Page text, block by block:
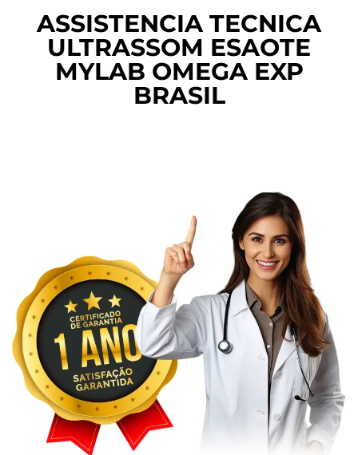
ASSISTENCIA TECNICA
ULTRASSOM ESAOTE
MYLAB OMEGA EXP
BRASIL